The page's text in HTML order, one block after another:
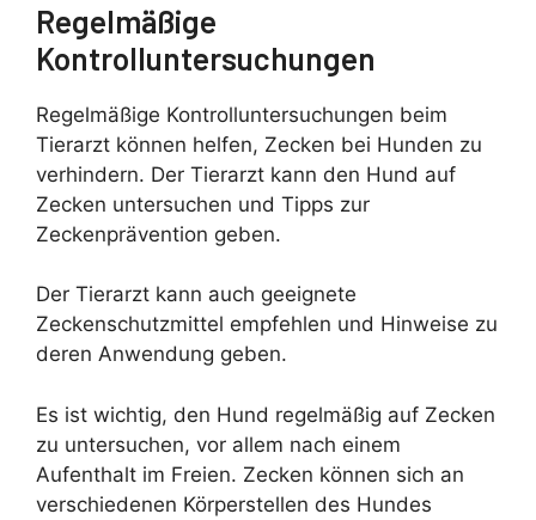
Regelmäßige
Kontrolluntersuchungen
Regelmäßige Kontrolluntersuchungen beim
Tierarzt können helfen, Zecken bei Hunden zu
verhindern. Der Tierarzt kann den Hund auf
Zecken untersuchen und Tipps zur
Zeckenprävention geben.
Der Tierarzt kann auch geeignete
Zeckenschutzmittel empfehlen und Hinweise zu
deren Anwendung geben.
Es ist wichtig, den Hund regelmäßig auf Zecken
zu untersuchen, vor allem nach einem
Aufenthalt im Freien. Zecken können sich an
verschiedenen Körperstellen des Hundes